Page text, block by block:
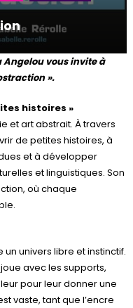
Angelou vous invite à
».
histoires »
et art abstrait. À travers
de petites histoires, à
et à développer
et linguistiques. Son
où chaque
univers libre et instinctif.
avec les supports,
pour leur donner une
vaste, tant que l’encre